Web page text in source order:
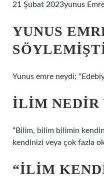
21 Şubat 2023yunus
YUNUS
Yunus emre neydi;
İLIM NEDIR
“Bilim, bilim bilimin
kendinizi veya çok fazla
“İLIM